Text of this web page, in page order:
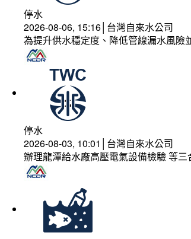
停水
2026-08-06, 15:16│台灣自來水公司
為提升供水穩定度、降低管線漏水風險
停水
2026-08-03, 10:01│台灣自來水公司
辦理龍潭給水廠高壓電氣設備檢驗 等三